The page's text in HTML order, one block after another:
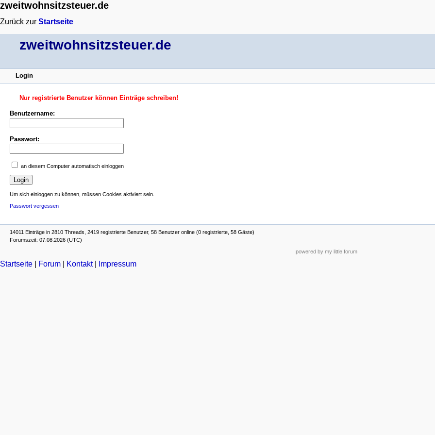
zweitwohnsitzsteuer.de
Zurück zur Startseite
zweitwohnsitzsteuer.de
Login
Nur registrierte Benutzer können Einträge schreiben!
Benutzername:
Passwort:
an diesem Computer automatisch einloggen
Um sich einloggen zu können, müssen Cookies aktiviert sein.
Passwort vergessen
14011 Einträge in 2810 Threads, 2419 registrierte Benutzer, 58 Benutzer online (0 registrierte, 58 Gäste)
Forumszeit: 07.08.2026 (UTC)
powered by my little forum
Startseite Forum Kontakt| Impressum